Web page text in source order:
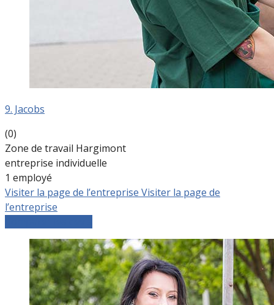
9. Jacobs
(0)
Zone de travail Hargimont
entreprise individuelle
1 employé
Visiter la page de l’entreprise Visiter la page de
l’entreprise